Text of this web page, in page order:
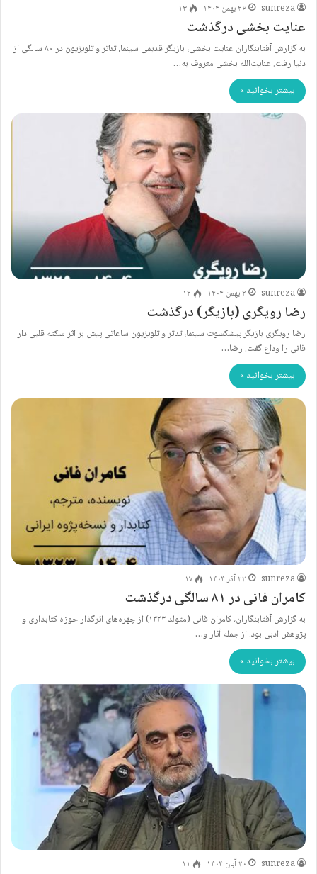
sunreza ۲۶ بهمن ۱۴۰۴ ۱۳
عنایت بخشی درگذشت
به گزارش آفتابنگاران عنایت بخشی، بازیگر قدیمی سینما، تئاتر و تلویزیون در ۸۰ سالگی از
دنیا رفت. عنایت‌الله بخشی معروف به…
بیشتر بخوانید »
sunreza ۲ بهمن ۱۴۰۴ ۱۲
رضا رویگری (بازیگر) درگذشت
رضا رویگری بازیگر پیشکسوت سینما، تئاتر و تلویزیون ساعاتی پیش بر اثر سکته قلبی دار
فانی را وداع گفت. رضا…
بیشتر بخوانید »
sunreza ۲۲ آذر ۱۴۰۴ ۱۷
کامران فانی در ۸۱ سالگی درگذشت
به گزارش آفتابنگاران، کامران فانی (متولد ۱۳۲۳) از چهره‌های اثرگذار حوزه کتابداری و
پژوهش ادبی بود. از جمله آثار و…
بیشتر بخوانید »
sunreza ۲۰ آبان ۱۴۰۴ ۱۱